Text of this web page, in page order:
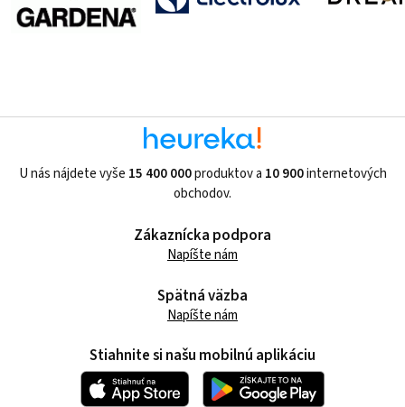
U nás nájdete vyše 15 400 000produktov a 10 900internetových
obchodov.
Zákaznícka podpora
Napíšte nám
Spätná väzba
Napíšte nám
Stiahnite si našu mobilnú aplikáciu